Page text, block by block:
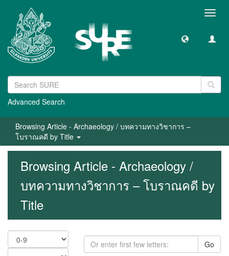
Advanced Search
Browsing Article - Archaeology / บทความทางวิชาการ –
โบราณคดี by Title
Browsing Article - Archaeology /
บทความทางวิชาการ – โบราณคดี by
Title
Go